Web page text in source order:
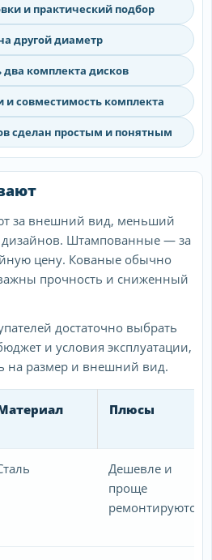
и практический подбор
другой диаметр
комплекта дисков
совместимость комплекта
сделан простым и понятным
за внешний вид, меньший
Штампованные — за
цену. Кованые обычно
прочность и сниженный
достаточно выбрать
и условия эксплуатации,
на размер и внешний вид.
Плюсы
Дешевле и
проще
ремонтируются